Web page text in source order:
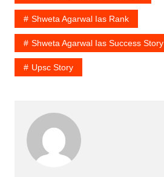
Shweta Agarwal Ias Rank
Shweta Agarwal Ias Success Story
Upsc Story